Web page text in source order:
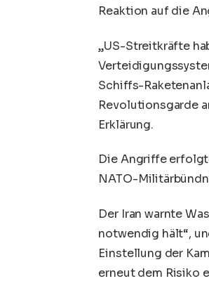
Reaktion auf die
„US-Streitkräfte
Schiffs-
Revolutionsgarde
Erklärung.
Die Angriffe
NATO-
Der Iran warnte
notwendig hält“,
Einstellung der
erneut dem Risiko